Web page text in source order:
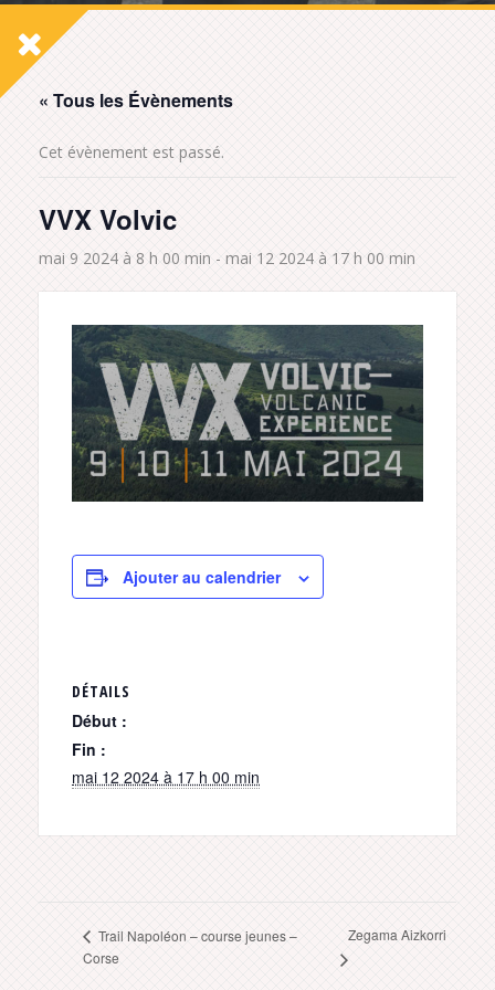
« Tous les Évènements
Cet évènement est passé.
VVX Volvic
mai 9 2024 à 8 h 00 min - mai 12 2024 à 17 h 00 min
Ajouter au calendrier
DÉTAILS
Début :
Fin :
mai 12 2024 à 17 h 00 min
Trail Napoléon – course jeunes –
Corse
Zegama Aizkorri